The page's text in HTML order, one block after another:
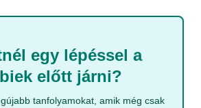
egy lépéssel a
előtt járni?
tanfolyamokat, amik még csak